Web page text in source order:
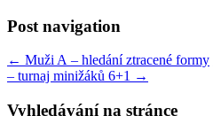
Post navigation
← Muži A – hledání ztracené formy
– turnaj minižáků 6+1 →
Vyhledávání na stránce